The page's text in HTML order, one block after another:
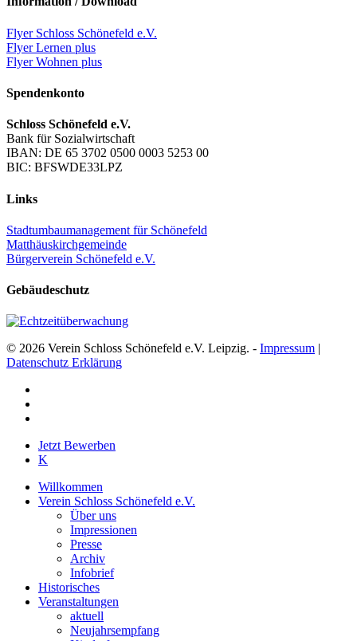
Flyer Schloss Schönefeld e.V.
Flyer Lernen plus
Flyer Wohnen plus
Spendenkonto
Schloss Schönefeld e.V.
Bank für Sozialwirtschaft
IBAN: DE 65 3702 0500 0003 5253 00
BIC: BFSWDE33LPZ
Links
Stadtumbaumanagement für Schönefeld
Matthäuskirchgemeinde
Bürgerverein Schönefeld e.V.
Gebäudeschutz
© 2026 Verein Schloss Schönefeld e.V. Leipzig. - Impressum |
Datenschutz Erklärung
Close
Menu
Jetzt Bewerben
K
Willkommen
Verein Schloss Schönefeld e.V.
Über uns
Impressionen
Presse
Archiv
Infobrief
Historisches
Veranstaltungen
aktuell
Neujahrsempfang